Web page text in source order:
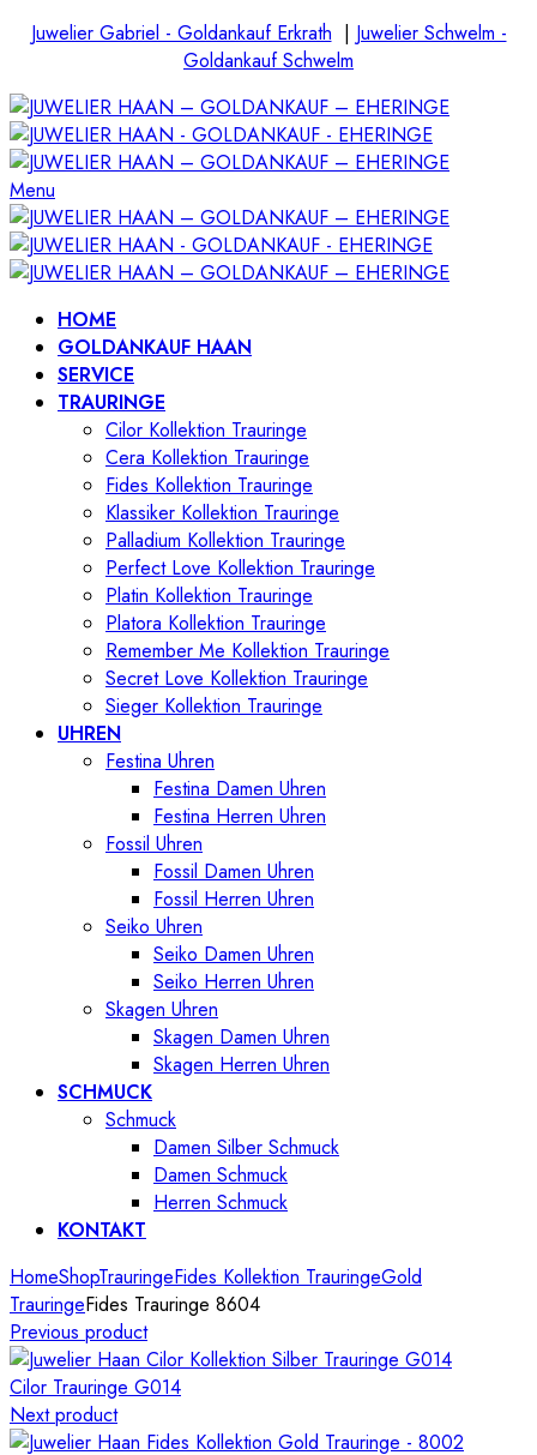
Juwelier Gabriel - Goldankauf Erkrath | Juwelier Schwelm -
Goldankauf Schwelm
Menu
HOME
GOLDANKAUF HAAN
SERVICE
TRAURINGE
Cilor Kollektion Trauringe
Cera Kollektion Trauringe
Fides Kollektion Trauringe
Klassiker Kollektion Trauringe
Palladium Kollektion Trauringe
Perfect Love Kollektion Trauringe
Platin Kollektion Trauringe
Platora Kollektion Trauringe
Remember Me Kollektion Trauringe
Secret Love Kollektion Trauringe
Sieger Kollektion Trauringe
UHREN
Festina Uhren
Festina Damen Uhren
Festina Herren Uhren
Fossil Uhren
Fossil Damen Uhren
Fossil Herren Uhren
Seiko Uhren
Seiko Damen Uhren
Seiko Herren Uhren
Skagen Uhren
Skagen Damen Uhren
Skagen Herren Uhren
SCHMUCK
Schmuck
Damen Silber Schmuck
Damen Schmuck
Herren Schmuck
KONTAKT
HomeShopTrauringeFides Kollektion TrauringeGold
TrauringeFides Trauringe 8604
Previous product
Cilor Trauringe G014
Next product